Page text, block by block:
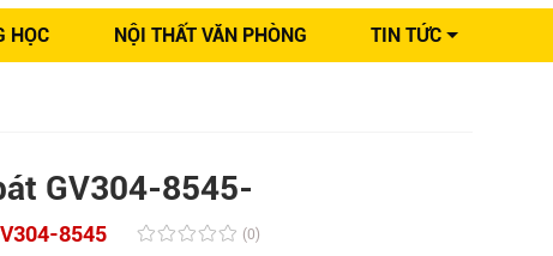
HỌC NỘI THẤT VĂN PHÒNG TIN TỨC
Giải pháp thiết kế
GV304-8545-
8545 (0)